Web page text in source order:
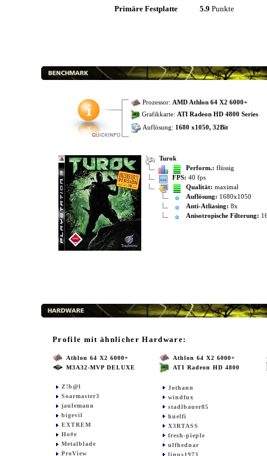
Primäre Festplatte
5.9 Punkte
Prozessor: AMD Athlon 64 X2 6000+
Grafikkarte: ATI Radeon HD 4800 Series
Auflösung: 1680 x1050, 32Bit
Turok
Perform.: flüssig
FPS: 40 fps
Qualität: maximal
Auflösung: 1680x1050
Anti-Atliasing: 8x
Anisotropische Filterung:
Profile mit ähnlicher Hardware:
Athlon 64 X2 6000+
M3A32-MVP DELUXE
Z!b@l
Soarmaster3
jaulemann
bigevil
EXTREM
Ho#e
Metalblade
ProView
Athlon 64 X2 6000+
ATI Radeon HD 4800
Jothann
windfux
stadlbauer85
huelfi
X3RTASS
fresh-pieple
ulfhednar
linus1973